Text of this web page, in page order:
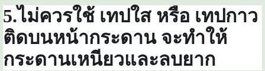
5.ไม่ควรใช้ เทปใส หรือ เทปกาว
ติดบนหน้ากระดาน จะทำให้
กระดานเหนียวและลบยาก